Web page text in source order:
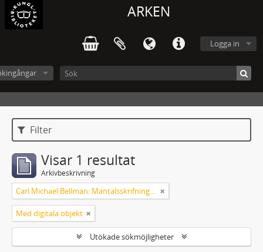
ARKEN
Logga in
Filter
Visar 1 resultat
Arkivbeskrivning
Carl Michael Bellman: Mantalsskrifningen
Med digitala objekt
Utökade sökmöjligheter